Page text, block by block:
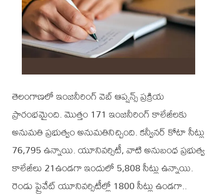
తెలంగాణలో ఇంజనీరింగ్ వెబ్ ఆప్షన్స్ ప్రక్రియ
ప్రారంభమైంది. మొత్తం 171 ఇంజనీరింగ్ కాలేజీలకు
అనుమతి ప్రభుత్వం అనుమతినిచ్చింది. కన్వీనర్ కోటా సీట్లు
76,795 ఉన్నాయి. యూనివర్సిటీ, వాటి అనుబంధ ప్రభుత్వ
కాలేజీలు 21ఉండగా ఇందులో 5,808 సీట్లు ఉన్నాయి.
రెండు ప్రైవేట్ యూనివర్సిటీల్లో 1800 సీట్లు ఉండగా..